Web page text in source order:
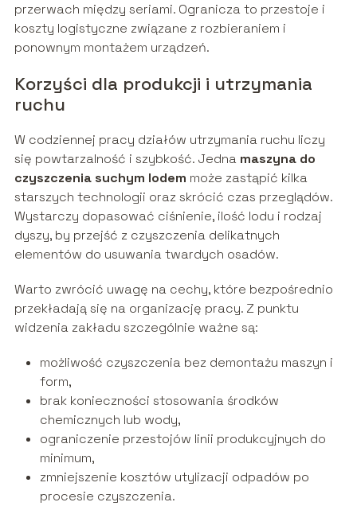
przerwach między seriami. Ogranicza to przestoje i
koszty logistyczne związane z rozbieraniem i
ponownym montażem urządzeń.
Korzyści dla produkcji i utrzymania
ruchu
W codziennej pracy działów utrzymania ruchu liczy
się powtarzalność i szybkość. Jedna maszyna do
czyszczenia suchym lodem może zastąpić kilka
starszych technologii oraz skrócić czas przeglądów.
Wystarczy dopasować ciśnienie, ilość lodu i rodzaj
dyszy, by przejść z czyszczenia delikatnych
elementów do usuwania twardych osadów.
Warto zwrócić uwagę na cechy, które bezpośrednio
przekładają się na organizację pracy. Z punktu
widzenia zakładu szczególnie ważne są:
możliwość czyszczenia bez demontażu maszyn i
form,
brak konieczności stosowania środków
chemicznych lub wody,
ograniczenie przestojów linii produkcyjnych do
minimum,
zmniejszenie kosztów utylizacji odpadów po
procesie czyszczenia.